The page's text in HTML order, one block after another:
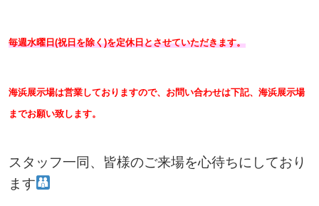
毎週水曜日(祝日を除く)を定休日とさせていただきます。
海浜展示場は営業しておりますので、お問い合わせは下記、海浜展示場
までお願い致します。
スタッフ一同、皆様のご来場を心待ちにしており
ます